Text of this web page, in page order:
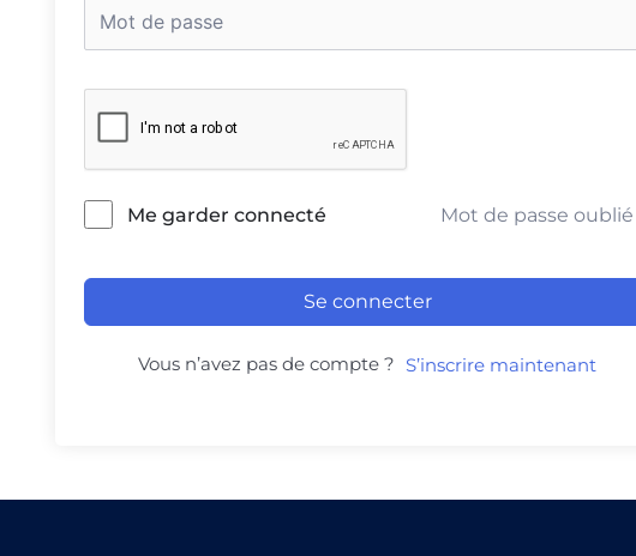
Me garder connecté Mot de passe oublié
Se connecter
Vous n’avez pas de compte ? S’inscrire maintenant